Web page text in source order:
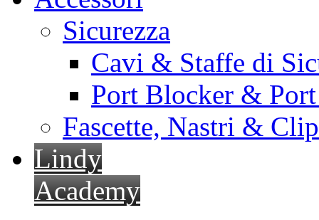
Sicurezza
Cavi & Staffe di
Port Blocker &
Fascette, Nastri &
Lindy
Academy